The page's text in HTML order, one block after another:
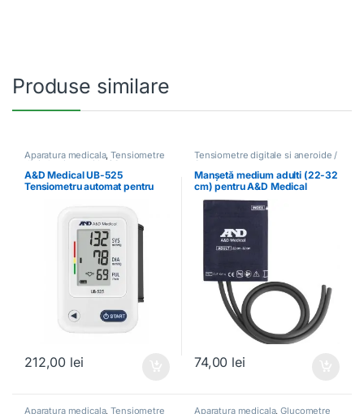
Produse similare
Aparatura medicala,Tensiometre
digitale si aneroide / Stetoscoape
A&D Medical UB-525
Tensiometru automat pentru
212,00 lei
Tensiometre digitale si aneroide /
Stetoscoape
Manșetă medium adulti (22-32
cm) pentru A&D Medical
74,00 lei
Aparatura medicala,Tensiometre Aparatura medicala,Glucometre